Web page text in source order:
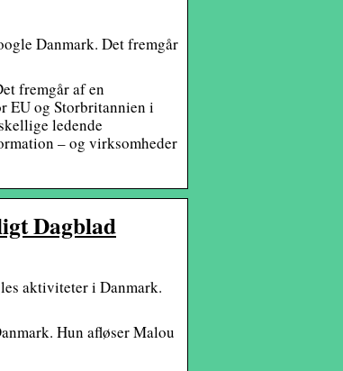
Danmark. Det fremgår
fremgår af en
EU og Storbritannien i
ledende
– og virksomheder
Dagblad
aktiviteter i Danmark.
Hun afløser Malou